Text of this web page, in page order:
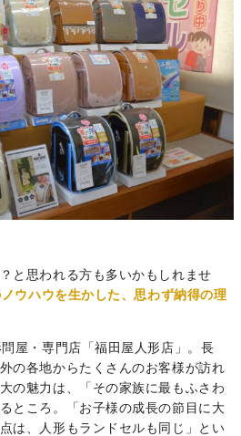
と思われる方も多いかもしれませ
ウハウを生かした、思わず納得の理
屋・専門店「福田屋人形店」。長
の各地からたくさんのお客様が訪れ
の魅力は、「その家族に最もふさわ
ところ。「お子様の成長の節目に大
は、人形もランドセルも同じ」とい